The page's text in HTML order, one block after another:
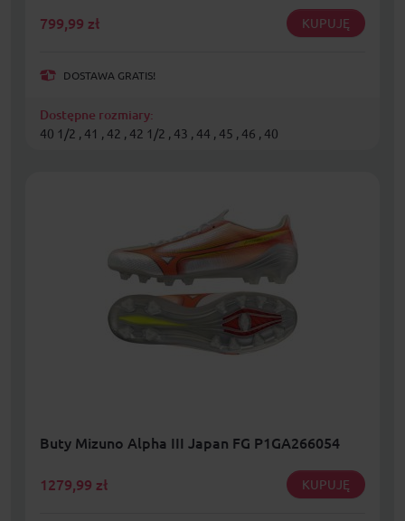
799,99 zł KUPUJĘ
DOSTAWA GRATIS!
Dostępne rozmiary:
40 1/2 , 41 , 42 , 42 1/2 , 43 , 44 , 45 , 46 , 40
Buty Mizuno Alpha III Japan FG P1GA266054
1279,99 zł KUPUJĘ